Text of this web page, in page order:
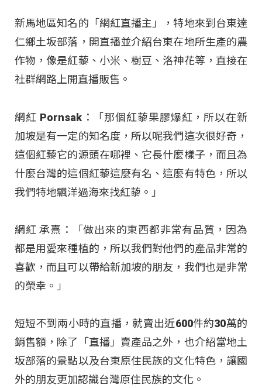
新馬地區知名的「網紅直播主」，特地來到台東達
仁鄉土坂部落，開直播並介紹台東在地所生產的農
作物，像是紅藜、小米、樹豆、洛神花等，直接在
社群網路上開直播販售。
網紅 Pornsak：「那個紅藜果膠爆紅，所以在新
加坡是有一定的知名度，所以呢我們這次很好奇，
這個紅藜它的源頭在哪裡、它長什麼樣子，而且為
什麼台灣的這個紅藜這麼有名、這麼有特色，所以
我們特地飄洋過海來找紅藜。」
網紅 承熹：「做出來的東西都非常有品質，因為
都是用愛來種植的，所以我們對他們的產品非常的
喜歡，而且可以帶給新加坡的朋友，我們也是非常
的榮幸。」
短短不到兩小時的直播，就賣出近600件約30萬的
銷售額，除了「直播」賣產品之外，也介紹當地土
坂部落的景點以及台東原住民族的文化特色，讓國
外的朋友更加認識台灣原住民族的文化。